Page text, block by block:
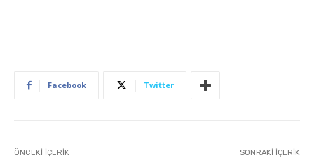
Facebook Twitter
ÖNCEKI İÇERIK SONRAKI İÇERIK